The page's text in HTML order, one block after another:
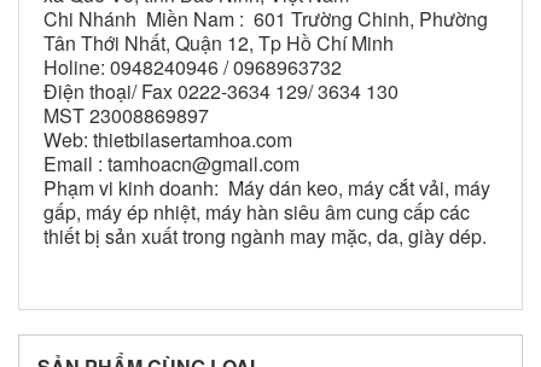
Chi Nhánh Miền Nam : 601 Trường Chinh, Phường
Tân Thới Nhất, Quận 12, Tp Hồ Chí Minh
Holine: 0948240946 / 0968963732
Điện thoại/ Fax 0222-3634 129/ 3634 130
MST 23008869897
Web: thietbilasertamhoa.com
Email : tamhoacn@gmail.com
Phạm vi kinh doanh: Máy dán keo, máy cắt vải, máy
gấp, máy ép nhiệt, máy hàn siêu âm cung cấp các
thiết bị sản xuất trong ngành may mặc, da, giày dép.